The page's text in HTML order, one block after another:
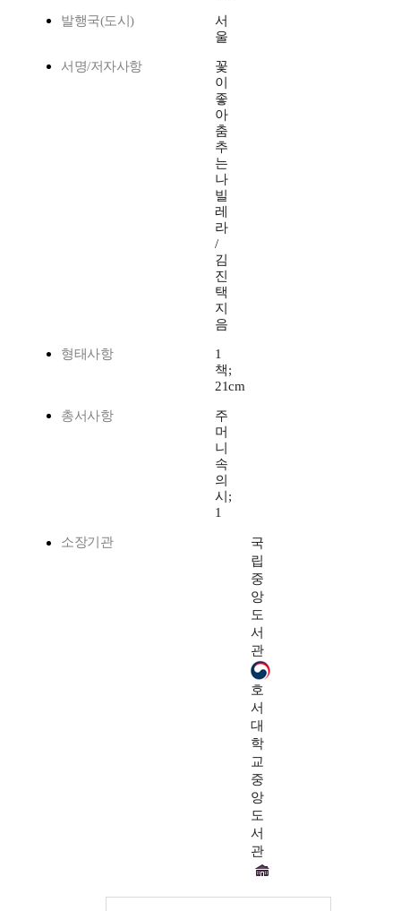
발행국(도시)
서
울
서명/저자사항
꽃
이
좋
아
춤
추
는
나
빌
레
라
/
김
진
택
지
음
형태사항
1
책;
21cm
총서사항
주
머
니
속
의
시;
1
소장기관
국
립
중
앙
도
서
관
호
서
대
학
교
중
앙
도
서
관